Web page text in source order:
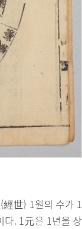
世) 1원의 수가 1
다. 1元은 1년을 상